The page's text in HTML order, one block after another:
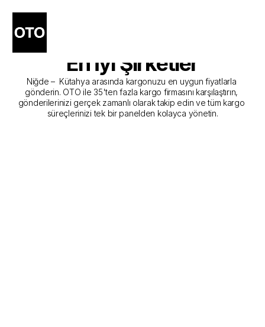
Niğde - Kütahya Kargo
Gönderim Hizmeti Sunan
En İyi Şirketler
Niğde –  Kütahya arasında kargonuzu en uygun fiyatlarla
gönderin. OTO ile 35'ten fazla kargo firmasını karşılaştırın,
gönderilerinizi gerçek zamanlı olarak takip edin ve tüm kargo
süreçlerinizi tek bir panelden kolayca yönetin.